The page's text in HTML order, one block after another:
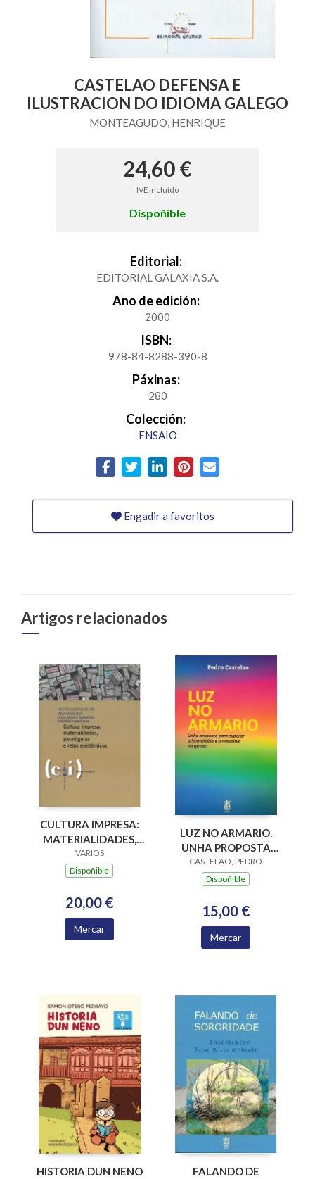
CASTELAO DEFENSA E
ILUSTRACION DO IDIOMA GALEGO
MONTEAGUDO, HENRIQUE
24,60 €
IVE incluído
Dispoñible
Editorial:
EDITORIAL GALAXIA S.A.
Ano de edición:
2000
ISBN:
978-84-8288-390-8
Páxinas:
280
Colección:
ENSAIO
Engadir a favoritos
Artigos relacionados
CULTURA IMPRESA:
MATERIALIDADES,
PARADIGMAS E
RETOS EPISTÉMICOS
VARIOS
Dispoñible
20,00 €
Mercar
LUZ NO ARMARIO.
UNHA PROPOSTA
PARA SUPERAR A
HOMOFOBIA E A
IGREXA
CASTELAO, PEDRO
Dispoñible
15,00 €
Mercar
HISTORIA DUN NENO
FALANDO DE